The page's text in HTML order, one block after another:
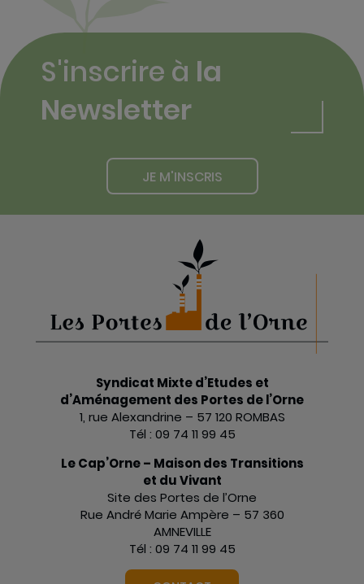
S'inscrire à la
Newsletter
JE M'INSCRIS
Syndicat Mixte d’Etudes et
d’Aménagement des Portes de l’Orne
1, rue Alexandrine – 57 120 ROMBAS
Tél : 09 74 11 99 45
Le Cap’Orne – Maison des Transitions
et du Vivant
Site des Portes de l’Orne
Rue André Marie Ampère – 57 360
AMNEVILLE
Tél : 09 74 11 99 45